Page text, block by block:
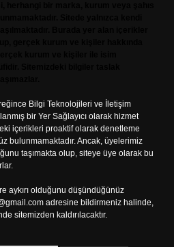
Bilgi Teknolojileri ve İletişim
bir Yer Sağlayıcı olarak hizmet
içerikleri proaktif olarak denetleme
bulunmamaktadır. Ancak, üyelerimiz
taşımakta olup, siteye üye olarak bu
aykırı olduğunu düşündüğünüz
adresine bildirmeniz halinde,
sitemizden kaldırılacaktır.